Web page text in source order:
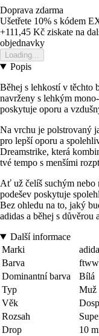
Doprava zdarma
Ušetřete 10% s kódem
+111,45 Kč ziskate na
objednavky
Loading...
Popis
Běhej s lehkostí v těchto
navrženy s lehkým
poskytuje oporu a
Na vrchu je polstrovaný
pro lepší oporu a
Dreamstrike, která
tvé tempo s menšími
Ať už čelíš suchým nebo
podešev poskytuje
Bez ohledu na to, jaký
adidas a běhej s důvěrou
Další informace
Marki
Barva
Dominantní barva
Bílá
Typ
Muž
Věk
Rozsah
Drop
10